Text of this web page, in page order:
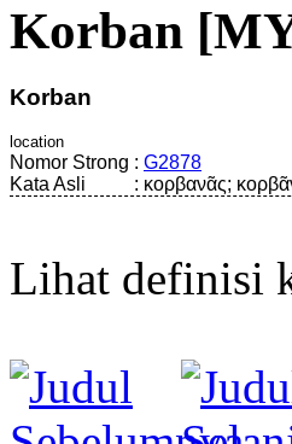
Korban
Korban
location
Nomor Strong : G2878
Kata Asli
: κορβανᾶς;
Lihat definisi